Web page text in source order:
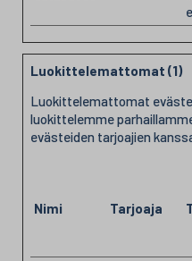
Luokittelemattomat (1)
Luokittelemattomat
luokittelemme
evästeiden tarjoajien
Nimi Tarjoaja